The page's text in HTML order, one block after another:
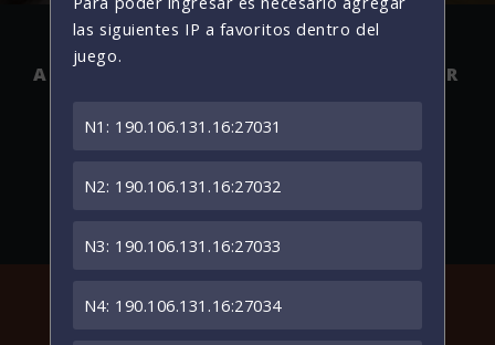
AFILA TUS GARRAS Y VE
A BUSCAR
las siguientes IP a favoritos dentro del
juego.
N1: 190.106.131.16:27031
N2: 190.106.131.16:27032
N3: 190.106.131.16:27033
N4: 190.106.131.16:27034